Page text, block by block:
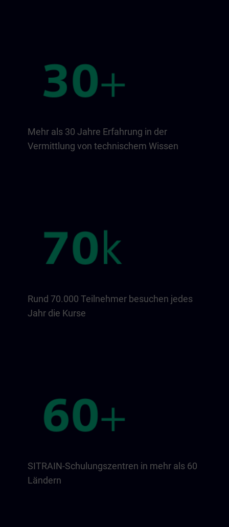
Mehr als 30 Jahre Erfahrung in der
Vermittlung von technischem Wissen
Rund 70.000 Teilnehmer besuchen jedes
Jahr die Kurse
SITRAIN-Schulungszentren in mehr als 60
Ländern